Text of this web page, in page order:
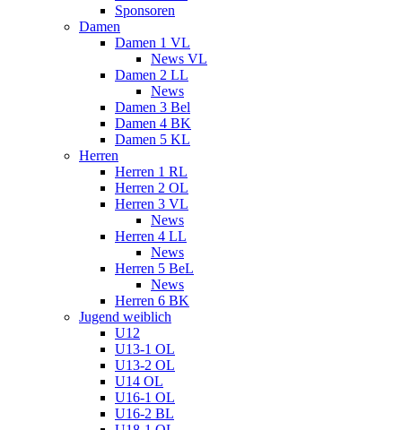
Sponsoren
Damen
Damen 1 VL
News VL
Damen 2 LL
News
Damen 3 Bel
Damen 4 BK
Damen 5 KL
Herren
Herren 1 RL
Herren 2 OL
Herren 3 VL
News
Herren 4 LL
News
Herren 5 BeL
News
Herren 6 BK
Jugend weiblich
U12
U13-1 OL
U13-2 OL
U14 OL
U16-1 OL
U16-2 BL